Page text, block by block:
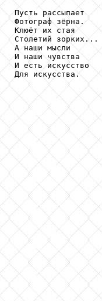
Пусть рассыпает
Фотограф зёрна.
Клюёт их стая
Столетий зорких...
А наши мысли
И наши чувства
И есть искусство